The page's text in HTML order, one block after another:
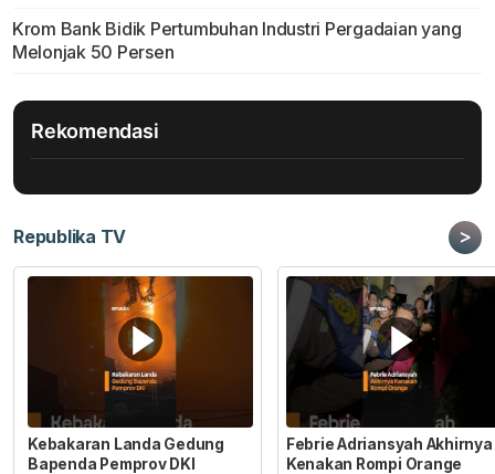
Krom Bank Bidik Pertumbuhan Industri Pergadaian yang
Melonjak 50 Persen
Rekomendasi
Republika TV >
Kebakaran Landa Gedung
Bapenda Pemprov DKI
Febrie Adriansyah Akhirnya
Kenakan Rompi Orange